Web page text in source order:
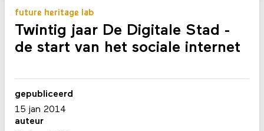
future heritage lab
Twintig jaar De Digitale Stad -
de start van het sociale internet
gepubliceerd
15 jan 2014
auteur